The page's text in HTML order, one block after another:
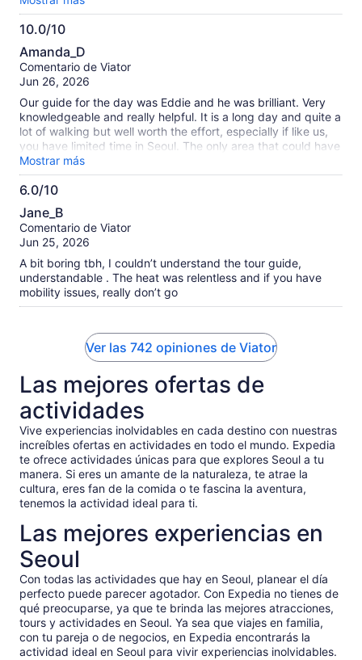
went above and beyond to make sure our group was
comfortable, engaged, and having fun throughout the entire
truly brought the city to life. If you want a thoughtful,
flawless, and deeply memorable experience in Seoul, we
cannot recommend Hee-Soo highly enough! Thank you for a
wonderful adventure!
10.0/10
10.0
de
10
Amanda_D
Comentario de Viator
Jun 26, 2026
Our guide for the day was Eddie and he was brilliant. Very
knowledgeable and really helpful. It is a long day and quite a
lot of walking but well worth the effort, especially if like us,
you have limited time in Seoul. The only area that could have
been trimmed down was the Ginseng experience, although
this is not 'hard sell' like most other tours, and it was very
interesting. It was a great experience and I would
Mostrar más
6.0/10
6.0
de
10
Jane_B
Comentario de Viator
Jun 25, 2026
A bit boring tbh, I couldn’t understand the tour guide,
understandable . The heat was relentless and if you have
mobility issues, really don’t go
Ver las 742 opiniones de Viator
Las mejores ofertas de
actividades
Vive experiencias inolvidables en cada destino con nuestras
increíbles ofertas en actividades en todo el mundo. Expedia
te ofrece actividades únicas para que explores Seoul a tu
manera. Si eres un amante de la naturaleza, te atrae la
cultura, eres fan de la comida o te fascina la aventura,
tenemos la actividad ideal para ti.
Las mejores experiencias en
Seoul
Con todas las actividades que hay en Seoul, planear el día
perfecto puede parecer agotador. Con Expedia no tienes de
qué preocuparse, ya que te brinda las mejores atracciones,
tours y actividades en Seoul. Ya sea que viajes en familia,
con tu pareja o de negocios, en Expedia encontrarás la
actividad ideal en Seoul para vivir experiencias inolvidables.